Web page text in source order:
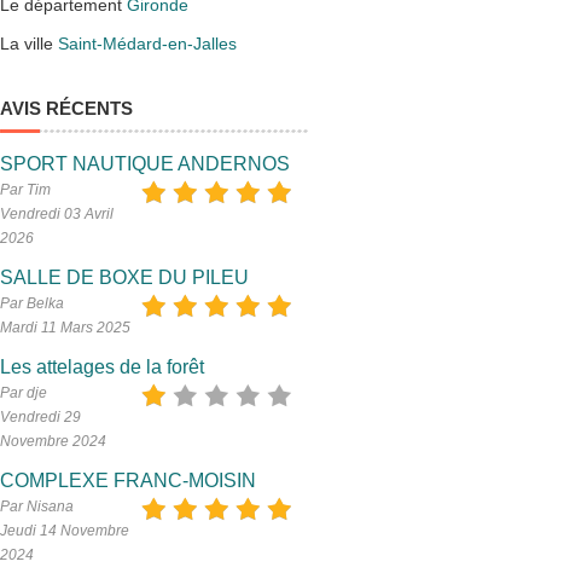
Le département Gironde
La ville Saint-Médard-en-Jalles
AVIS RÉCENTS
SPORT NAUTIQUE ANDERNOS
Par Tim
Vendredi 03 Avril
2026
SALLE DE BOXE DU PILEU
Par Belka
Mardi 11 Mars 2025
Les attelages de la forêt
Par dje
Vendredi 29
Novembre 2024
COMPLEXE FRANC-MOISIN
Par Nisana
Jeudi 14 Novembre
2024